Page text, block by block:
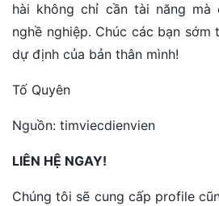
hài không chỉ cần tài năng
nghề nghiệp. Chúc các bạn sớm
dự định của bản thân mình!
Tố Quyên
Nguồn: timviecdienvien
LIÊN HỆ NGAY!
Chúng tôi sẽ cung cấp profile